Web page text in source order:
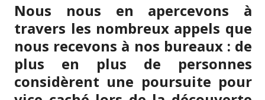
Nous nous en apercevons à
travers les nombreux appels que
nous recevons à nos bureaux : de
plus en plus de personnes
considèrent une poursuite pour